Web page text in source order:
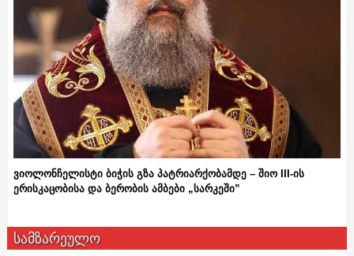
ვიოლონჩელისტი ბიჭის გზა პატრიარქობამდე – შიო III-ის
ერისკაცობისა და ბერობის ამბები „სარკეში”
სამზარეულო